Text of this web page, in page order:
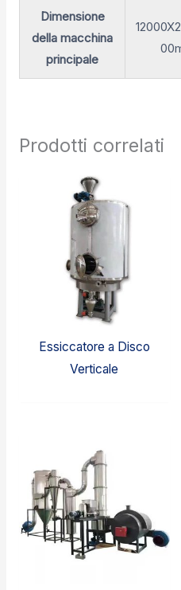
Dimensione
della macchina
principale
Prodotti correlati
Essiccatore a Disco
Verticale